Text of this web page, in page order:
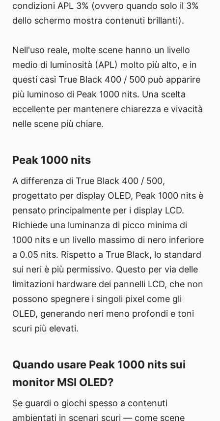
condizioni APL 3% (ovvero quando solo il 3%
dello schermo mostra contenuti brillanti).
Nell'uso reale, molte scene hanno un livello
medio di luminosità (APL) molto più alto, e in
questi casi True Black 400 / 500 può apparire
più luminoso di Peak 1000 nits. Una scelta
eccellente per mantenere chiarezza e vivacità
nelle scene più chiare.
Peak 1000 nits
A differenza di True Black 400 / 500,
progettato per display OLED, Peak 1000 nits è
pensato principalmente per i display LCD.
Richiede una luminanza di picco minima di
1000 nits e un livello massimo di nero inferiore
a 0.05 nits. Rispetto a True Black, lo standard
sui neri è più permissivo. Questo per via delle
limitazioni hardware dei pannelli LCD, che non
possono spegnere i singoli pixel come gli
OLED, generando neri meno profondi e toni
scuri più elevati.
Quando usare Peak 1000 nits sui
monitor MSI OLED?
Se guardi o giochi spesso a contenuti
ambientati in scenari scuri — come scene